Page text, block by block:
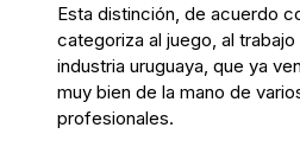
Esta distinción, de acuerdo
categoriza al juego, al
industria uruguaya, que ya
muy bien de la mano de
profesionales.